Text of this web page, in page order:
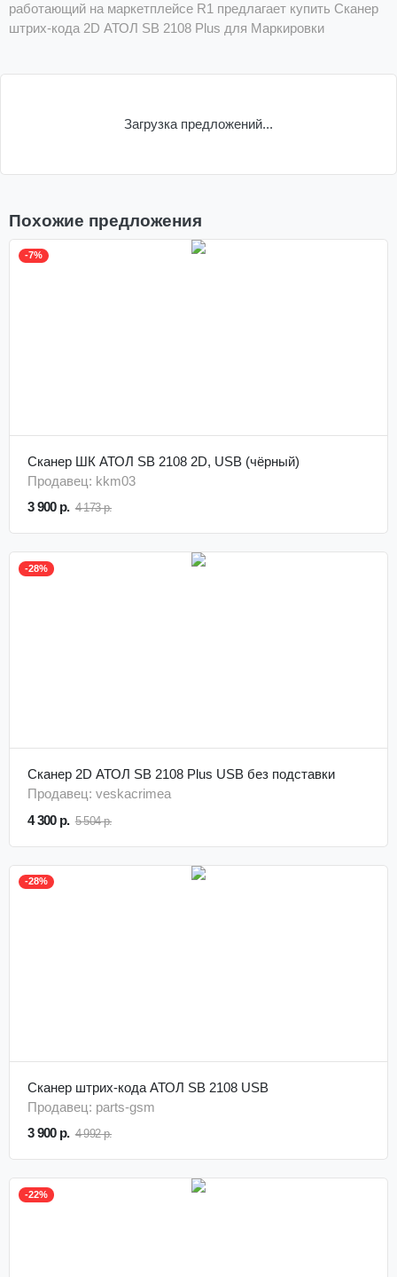
работающий на маркетплейсе R1 предлагает купить Сканер
штрих-кода 2D АТОЛ SB 2108 Plus для Маркировки
Загрузка предложений...
Похожие предложения
-7%
Сканер ШК АТОЛ SB 2108 2D, USB (чёрный)
Продавец: kkm03
3 900 р. 4 173 р.
-28%
Сканер 2D АТОЛ SB 2108 Plus USB без подставки
Продавец: veskacrimea
4 300 р. 5 504 р.
-28%
Сканер штрих-кода АТОЛ SB 2108 USB
Продавец: parts-gsm
3 900 р. 4 992 р.
-22%